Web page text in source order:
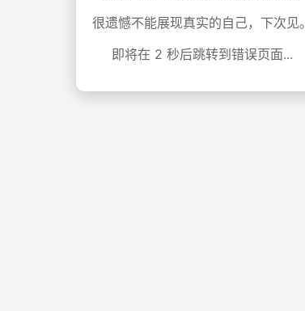
很遗憾不能展现真实的自己，下次见。
即将在1秒后跳转到错误页面...